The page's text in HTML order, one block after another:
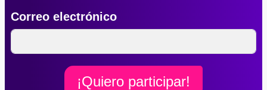
Correo electrónico
¡Quiero participar!